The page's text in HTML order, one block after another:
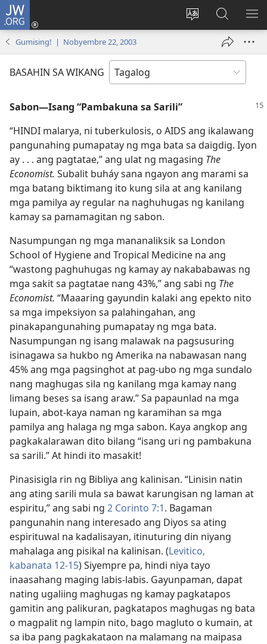
JW.ORG
Baguhin
ng
Mag-
log
bubukas
window)
sa
JW.ORG
Gumising! | Nobyembre 22, 2003
BASAHIN SA WIKANG
Sabon​—Isang “Pambakuna sa Sarili”
“HINDI malarya, ni tuberkulosis, o AIDS ang ikalawang
pangunahing pumapatay ng mga bata sa daigdig. Iyon
ay . . . ang pagtatae,” ang ulat ng magasing The
Economist. Subalit buháy sana ngayon ang marami sa
mga batang biktimang ito kung sila at ang kanilang
mga pamilya ay regular na naghuhugas ng kanilang
kamay sa pamamagitan ng sabon.
Nasumpungan ng mga mananaliksik sa London
School of Hygiene and Tropical Medicine na ang
“wastong paghuhugas ng kamay ay nakababawas ng
mga sakit sa pagtatae nang 43%,” ang sabi ng The
Economist. “Maaaring gayundin kalaki ang epekto nito
sa mga impeksiyon sa palahingahan, ang
pinakapangunahing pumapatay ng mga bata.
Nasumpungan ng isang malawak na pagsusuring
isinagawa sa hukbo ng Amerika na nabawasan nang
45% ang mga pagsinghot at pag-ubo ng mga sundalo
nang maghugas sila ng kanilang mga kamay nang
limang beses sa isang araw.” Sa papaunlad na mga
lupain, abot-kaya naman ng karamihan sa mga
pamilya ang halaga ng mga sabon. Kaya angkop ang
pagkakalarawan dito bilang “isang uri ng pambakuna
sa sarili.” At hindi ito masakit!
Pinasisigla rin ng Bibliya ang kalinisan. “Linisin natin
ang ating sarili mula sa bawat karungisan ng laman at
espiritu,” ang sabi ng 2 Corinto 7:1. Bagaman
pangunahin nang interesado ang Diyos sa ating
espirituwal na kadalisayan, itinuturing din niyang
mahalaga ang pisikal na kalinisan. (Levitico,
kabanata 12-15) Siyempre pa, hindi niya tayo
inaasahang maging labis-labis. Gayunpaman, dapat
nating ugaliing maghugas ng kamay pagkatapos
gamitin ang palikuran, pagkatapos maghugas ng bata
o magpalit ng lampin nito, bago magluto o kumain, at
sa iba pang pagkakataon na malamang na maipasa